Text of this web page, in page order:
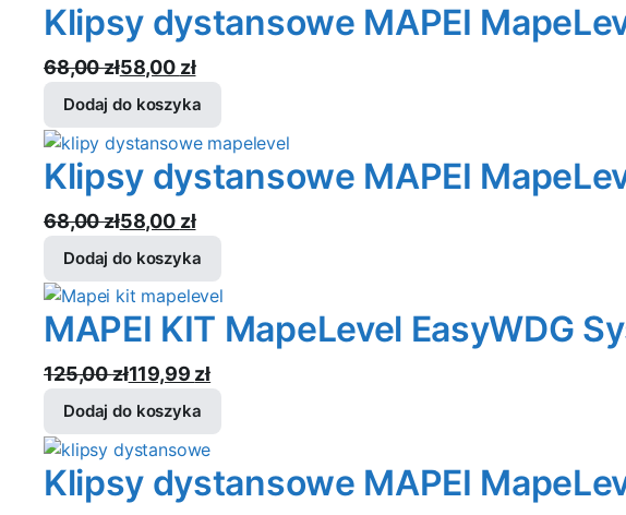
Klipsy dystansowe MAPEI
68,00zł
Pierwotna
cena
wynosiła:
68,00 zł.
58,00 zł
Aktualna
cena
wynosi:
58,00 zł.
Dodaj do koszyka
Klipsy dystansowe MAPEI
68,00zł
Pierwotna
cena
wynosiła:
68,00 zł.
58,00 zł
Aktualna
cena
wynosi:
58,00 zł.
Dodaj do koszyka
MAPEI KIT MapeLevel EasyWDG
125,00zł
Pierwotna
cena
wynosiła:
125,00 zł.
119,99 zł
Aktualna
cena
wynosi:
119,99 zł.
Dodaj do koszyka
Klipsy dystansowe MAPEI